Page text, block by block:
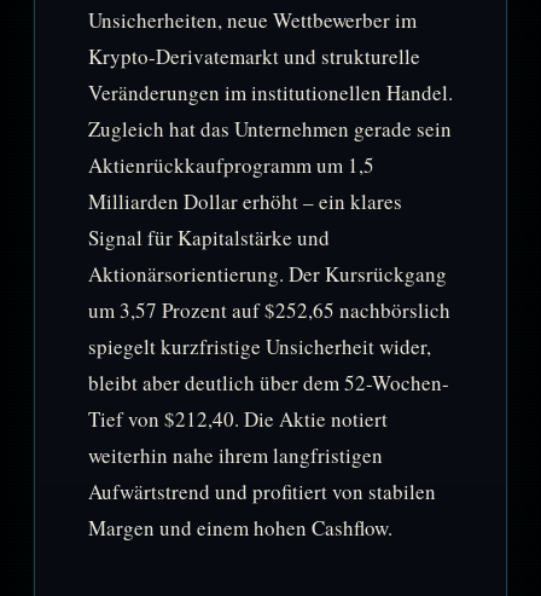
Unsicherheiten, neue Wettbewerber im
Krypto-Derivatemarkt und strukturelle
Veränderungen im institutionellen Handel.
Zugleich hat das Unternehmen gerade sein
Aktienrückkaufprogramm um 1,5
Milliarden Dollar erhöht – ein klares
Signal für Kapitalstärke und
Aktionärsorientierung. Der Kursrückgang
um 3,57 Prozent auf $252,65 nachbörslich
spiegelt kurzfristige Unsicherheit wider,
bleibt aber deutlich über dem 52-Wochen-
Tief von $212,40. Die Aktie notiert
weiterhin nahe ihrem langfristigen
Aufwärtstrend und profitiert von stabilen
Margen und einem hohen Cashflow.